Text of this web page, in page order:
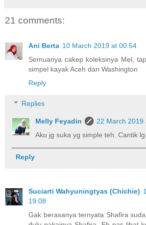
21 comments:
Ani Berta 10 March 2019 at 00:54
Semuanya cakep koleksinya Mel,
simpel kayak Aceh dan Washington
Reply
Replies
Melly Feyadin
22 March 2019
Aku jg suka yg simple teh. Cantik lg
Reply
Suciarti Wahyuningtyas (Chichie)
19:08
Gak berasanya ternyata Shafira